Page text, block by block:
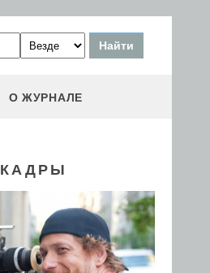
О ЖУРНАЛЕ
КАДРЫ